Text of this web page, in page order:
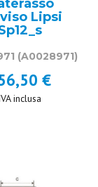
Lipsi
(A0028971)
€
inclusa